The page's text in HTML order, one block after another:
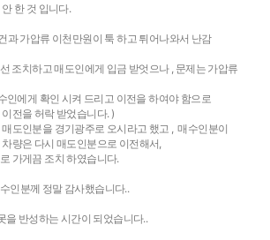
한 것 입니다.
과 가압류 이천만원이 툭 하고 튀어나와서 난감
조치하고 매도인에게 입금 받엇으나 , 문제는 가압류
인에게 확인 시켜 드리고 이전을 하여야 함으로
전을 허락 받었습니다. )
도인분을 경기광주로 오시라고 했고 , 매수인분이
량은 다시 매도인분으로 이전해서,
가게끔 조치 하였습니다.
인분께 정말 감사했습니다..
을 반성하는 시간이 되었습니다..